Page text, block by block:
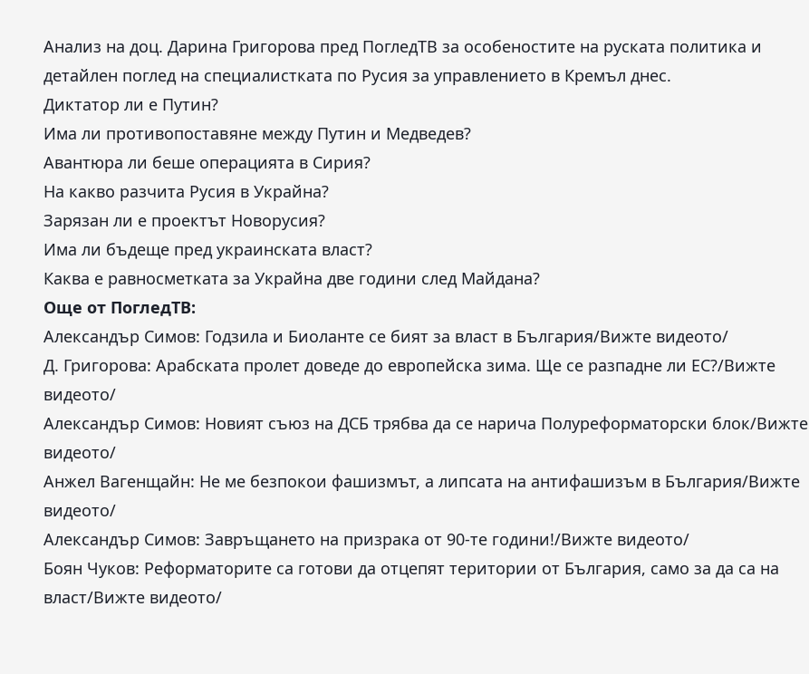
Анализ на доц. Дарина Григорова пред ПогледТВ за особеностите на руската политика и
детайлен поглед на специалистката по Русия за управлението в Кремъл днес.
Диктатор ли е Путин?
Има ли противопоставяне между Путин и Медведев?
Авантюра ли беше операцията в Сирия?
На какво разчита Русия в Украйна?
Зарязан ли е проектът Новорусия?
Има ли бъдеще пред украинската власт?
Каква е равносметката за Украйна две години след Майдана?
Още от ПогледТВ:
Александър Симов: Годзила и Биоланте се бият за власт в България/Вижте видеото/
Д. Григорова: Арабската пролет доведе до европейска зима. Ще се разпадне ли ЕС?/Вижте
видеото/
Александър Симов: Новият съюз на ДСБ трябва да се нарича Полуреформаторски блок/Вижте
видеото/
Анжел Вагенщайн: Не ме безпокои фашизмът, а липсата на антифашизъм в България/Вижте
видеото/
Александър Симов: Завръщането на призрака от 90-те години!/Вижте видеото/
Боян Чуков: Реформаторите са готови да отцепят територии от България, само за да са на
власт/Вижте видеото/